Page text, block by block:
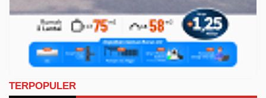
TERPOPULER